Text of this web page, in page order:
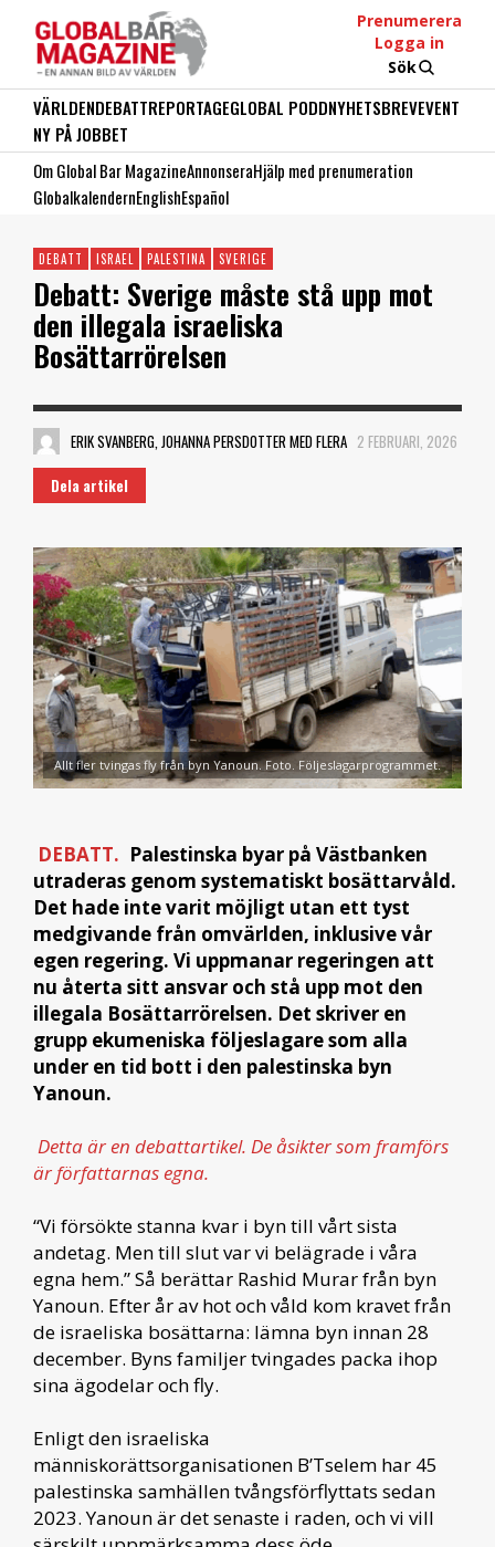
Prenumerera
Logga in
Sök
VÄRLDENDEBATTREPORTAGEGLOBAL PODDNYHETSBREVEVENT
NY PÅ JOBBET
Om Global Bar MagazineAnnonseraHjälp med prenumeration
GlobalkalendernEnglishEspañol
DEBATT ISRAEL PALESTINA SVERIGE
Debatt: Sverige måste stå upp mot
den illegala israeliska
Bosättarrörelsen
ERIK SVANBERG, JOHANNA PERSDOTTER MED FLERA 2 FEBRUARI, 2026
Dela artikel
Allt fler tvingas fly från byn Yanoun. Foto. Följeslagarprogrammet.
DEBATT. Palestinska byar på Västbanken
utraderas genom systematiskt bosättarvåld.
Det hade inte varit möjligt utan ett tyst
medgivande från omvärlden, inklusive vår
egen regering. Vi uppmanar regeringen att
nu återta sitt ansvar och stå upp mot den
illegala Bosättarrörelsen. Det skriver en
grupp ekumeniska följeslagare som alla
under en tid bott i den palestinska byn
Yanoun.
Detta är en debattartikel. De åsikter som framförs
är författarnas egna.
“Vi försökte stanna kvar i byn till vårt sista
andetag. Men till slut var vi belägrade i våra
egna hem.” Så berättar Rashid Murar från byn
Yanoun. Efter år av hot och våld kom kravet från
de israeliska bosättarna: lämna byn innan 28
december. Byns familjer tvingades packa ihop
sina ägodelar och fly.
Enligt den israeliska
människorättsorganisationen B’Tselem har 45
palestinska samhällen tvångsförflyttats sedan
2023. Yanoun är det senaste i raden, och vi vill